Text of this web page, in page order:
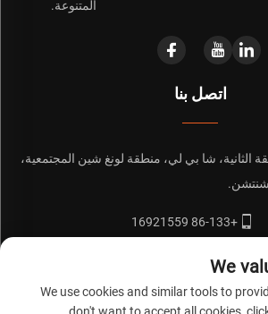
المتنوعة.
اتصل بنا
المنطقة الثانية، شا بي لي، منطقة لونغ شين المجتمعية،
شنتشن.
+86-133 16921559
[email protected]
We
We use cookies and similar tools to